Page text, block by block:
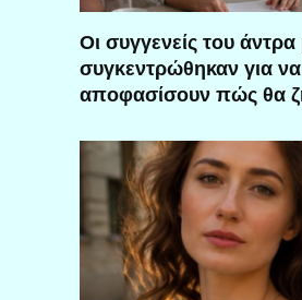
Οι συγγενείς του
συγκεντρώθηκαν για να
αποφασίσουν πώς θα